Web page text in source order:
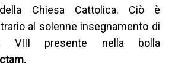
Chiesa Cattolica. Ciò è
al solenne insegnamento di
VIII presente nella bolla